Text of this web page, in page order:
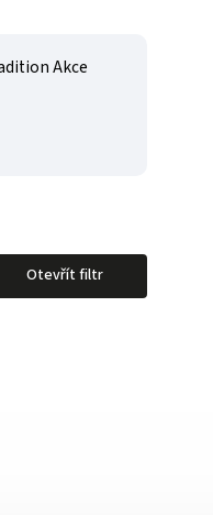
Akce
Otevřít filtr